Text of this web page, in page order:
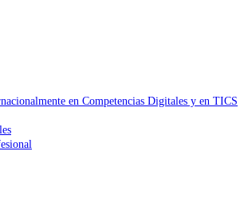
en Competencias Digitales y en TICS